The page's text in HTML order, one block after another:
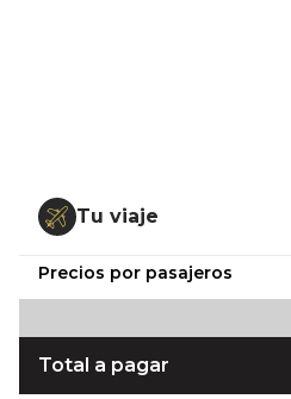
Tu viaje
Precios por pasajeros
Total a pagar